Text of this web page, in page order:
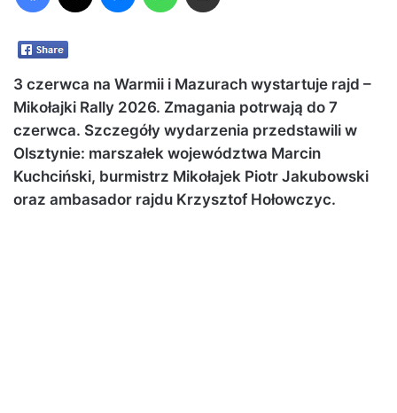
3 czerwca na Warmii i Mazurach wystartuje rajd –
Mikołajki Rally 2026. Zmagania potrwają do 7
czerwca. Szczegóły wydarzenia przedstawili w
Olsztynie: marszałek województwa Marcin
Kuchciński, burmistrz Mikołajek Piotr Jakubowski
oraz ambasador rajdu Krzysztof Hołowczyc.